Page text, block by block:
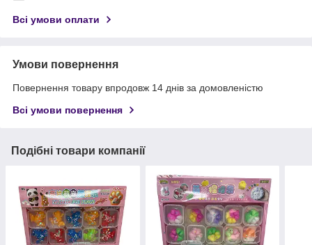
Всі умови оплати
Умови повернення
Повернення товару впродовж 14 днів за домовленістю
Всі умови повернення
Подібні товари компанії